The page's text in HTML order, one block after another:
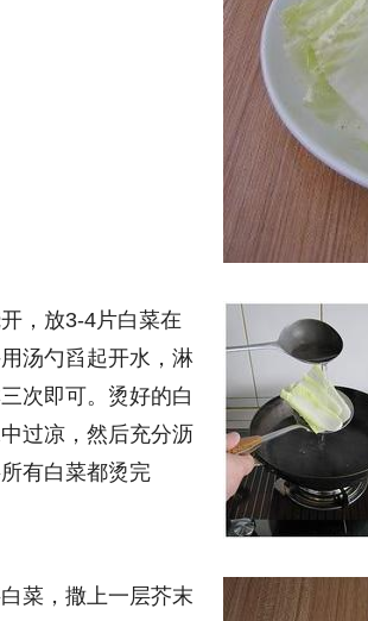
，放3-4片白菜在
汤勺舀起开水，淋
次即可。烫好的白
过凉，然后充分沥
有白菜都烫完
菜，撒上一层芥末